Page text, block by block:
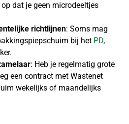
dat je geen microdeeltjes
richtlijnen: Soms mag
bij het PD,
: Heb je regelmatig grote
een contract met Wastenet
wekelijks of maandelijks